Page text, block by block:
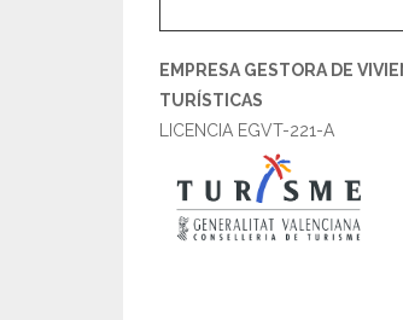
EMPRESA GESTORA DE
TURÍSTICAS
LICENCIA EGVT-221-A